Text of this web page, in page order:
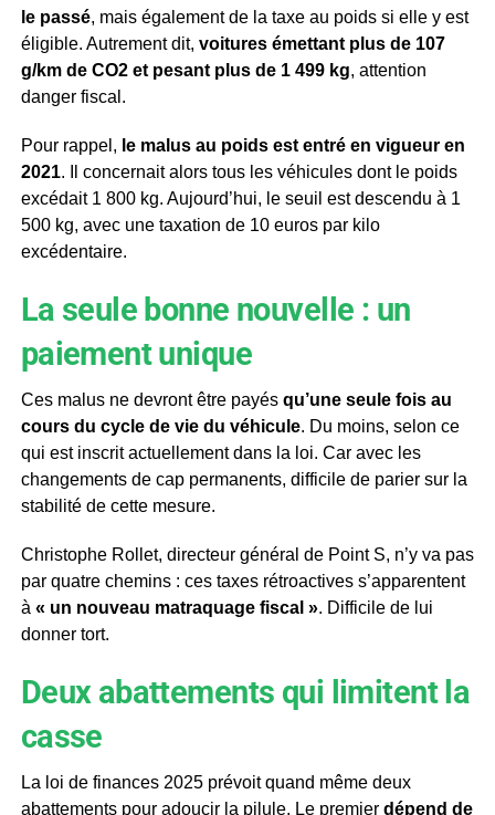
le passé, mais également de la taxe au poids si elle y est
éligible. Autrement dit, voitures émettant plus de 107
g/km de CO2 et pesant plus de 1 499 kg, attention
danger fiscal.
Pour rappel, le malus au poids est entré en vigueur en
2021. Il concernait alors tous les véhicules dont le poids
excédait 1 800 kg. Aujourd’hui, le seuil est descendu à 1
500 kg, avec une taxation de 10 euros par kilo
excédentaire.
La seule bonne nouvelle : un
paiement unique
Ces malus ne devront être payés qu’une seule fois au
cours du cycle de vie du véhicule. Du moins, selon ce
qui est inscrit actuellement dans la loi. Car avec les
changements de cap permanents, difficile de parier sur la
stabilité de cette mesure.
Christophe Rollet, directeur général de Point S, n’y va pas
par quatre chemins : ces taxes rétroactives s’apparentent
à « un nouveau matraquage fiscal ». Difficile de lui
donner tort.
Deux abattements qui limitent la
casse
La loi de finances 2025 prévoit quand même deux
abattements pour adoucir la pilule. Le premier dépend de